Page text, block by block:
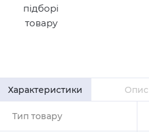
підборі
товару
Характеристики Опис
Тип товару